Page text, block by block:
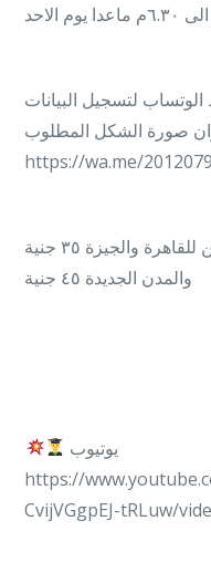
لتسجيل البيانات
https://wa.me/
والجيزة ٣٥ جنية
والمدن الجديدة ٤٥ جنية
يوتيوب
https://
CvijVGgpEJ-tRLuw/